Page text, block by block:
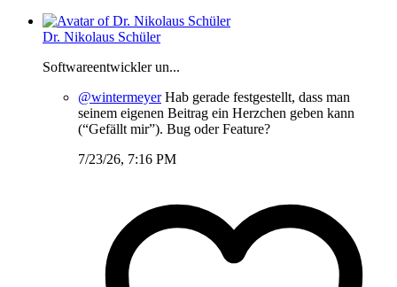
Dr. Nikolaus Schüler
Softwareentwickler un...
@wintermeyerHab gerade festgestellt, dass man
seinem eigenen Beitrag ein Herzchen geben kann
(“Gefällt mir”). Bug oder Feature?
7/23/26, 7:16 PM